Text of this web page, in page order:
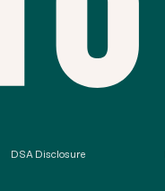
DSA Disclosure